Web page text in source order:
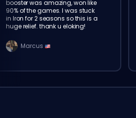
booster was amazing, won like
90% of the games. I was stuck
in Iron for 2 seasons so this is a
huge relief. thank u eloking!
Marcus